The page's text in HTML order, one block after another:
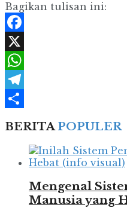
Bagikan tulisan ini:
Facebook
X
WhatsApp
Telegram
BERITAPOPULER
Mengenal
Manusia yang